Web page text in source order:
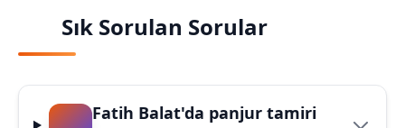
Sık Sorulan Sorular
Fatih Balat'da panjur tamiri